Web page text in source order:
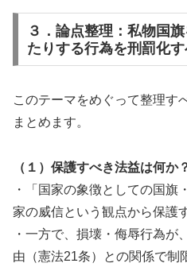
３．論点整理：私物国
たりする行為を刑罰化
このテーマをめぐって整理す
まとめます。
（１）保護すべき法益は何か
・「国家の象徴としての国旗
家の威信という観点から保護
・一方で、損壊・侮辱行為が
由（憲法21条）との関係で制